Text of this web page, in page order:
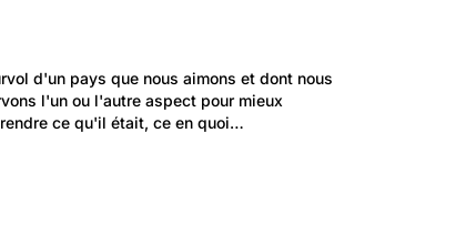
Valais
nostalgique
d'un pays que nous aimons et dont nous
l'un ou l'autre aspect pour mieux
ce qu'il était, ce en quoi…